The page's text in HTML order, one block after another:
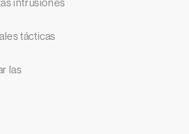
intrusiones
tácticas
las